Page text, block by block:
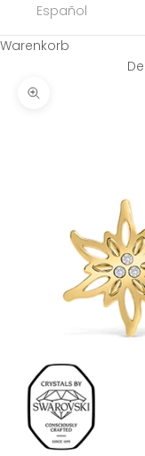
Español
Warenkorb
Bild vergrößern